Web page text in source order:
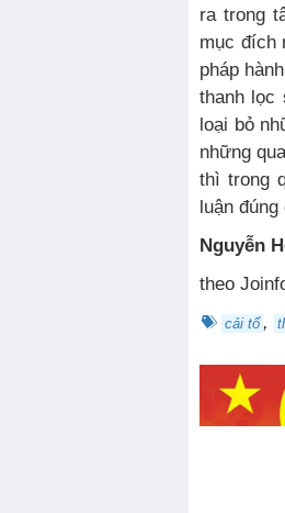
ra trong
mục đích
pháp
thanh lọc
loại bỏ
những
thì trong
luận đúng
Nguyễn
theo
cải tổ ,